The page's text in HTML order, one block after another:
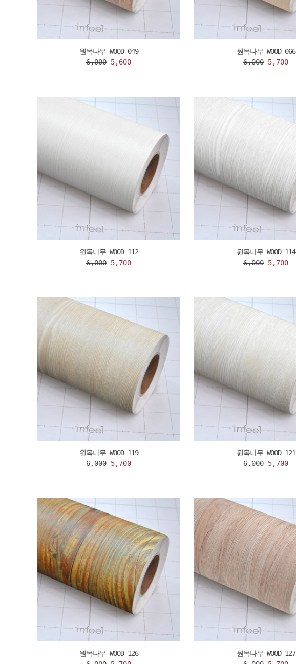
원목나무 WOOD 049
6,000 5,600
원목나무 WOOD 066
6,000 5,700
원목나무 WOOD 112
6,000 5,700
원목나무 WOOD 114
6,000 5,700
원목나무 WOOD 119
6,000 5,700
원목나무 WOOD 121
6,000 5,700
원목나무 WOOD 126
원목나무 WOOD 127